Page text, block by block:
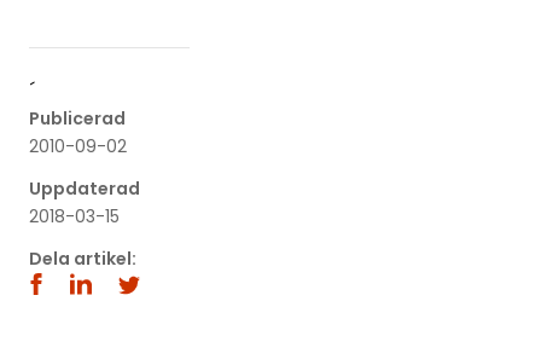
´
Publicerad
2010-09-02
Uppdaterad
2018-03-15
Dela artikel: